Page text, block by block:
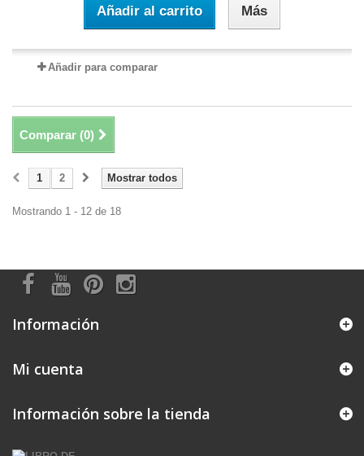
Añadir al carrito Más
Añadir para comparar
Comparar (0)
Mostrar todos
1 2
Mostrando 1 - 12 de 18
Información
Mi cuenta
Información sobre la tienda